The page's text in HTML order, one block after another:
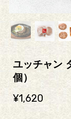
ユッチャン
個）
¥1,620